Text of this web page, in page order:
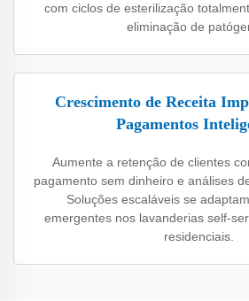
com ciclos de esterilização
eliminação de
Crescimento de Receita
Pagamentos
Aumente a retenção de clientes
pagamento sem dinheiro e análises
Soluções escaláveis se
emergentes nos lavanderias self-
residenciais.